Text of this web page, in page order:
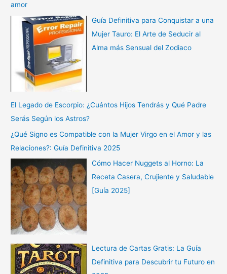
amor
Guía Definitiva para Conquistar a una
Mujer Tauro: El Arte de Seducir al
Alma más Sensual del Zodiaco
El Legado de Escorpio: ¿Cuántos Hijos Tendrás y Qué Padre
Serás Según los Astros?
¿Qué Signo es Compatible con la Mujer Virgo en el Amor y las
Relaciones?: Guía Definitiva 2025
Cómo Hacer Nuggets al Horno: La
Receta Casera, Crujiente y Saludable
[Guía 2025]
Lectura de Cartas Gratis: La Guía
Definitiva para Descubrir tu Futuro en